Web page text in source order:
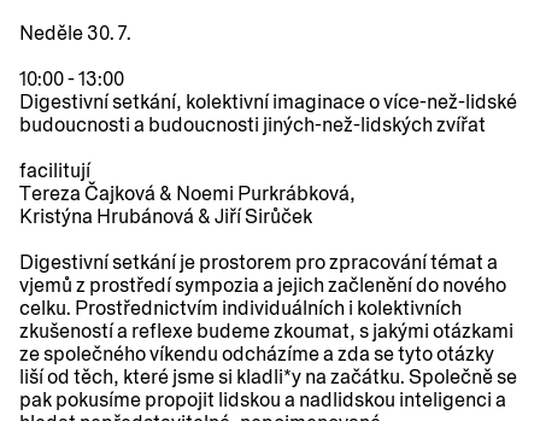
Neděle 30. 7.
10:00 - 13:00
Digestivní setkání, kolektivní imaginace o více-než-lidské
budoucnosti a budoucnosti jiných-než-lidských zvířat
facilitují
Tereza Čajková & Noemi Purkrábková,
Kristýna Hrubánová & Jiří Sirůček
Digestivní setkání je prostorem pro zpracování témat a
vjemů z prostředí sympozia a jejich začlenění do nového
celku. Prostřednictvím individuálních i kolektivních
zkušeností a reflexe budeme zkoumat, s jakými otázkami
ze společného víkendu odcházíme a zda se tyto otázky
liší od těch, které jsme si kladli*y na začátku. Společně se
pak pokusíme propojit lidskou a nadlidskou inteligenci a